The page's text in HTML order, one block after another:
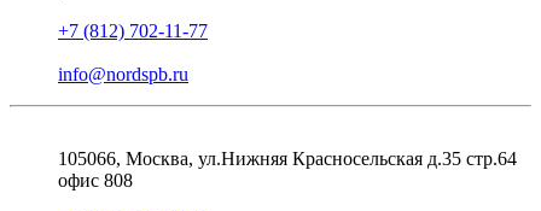
+7 (812) 702-11-77
info@nordspb.ru
105066, Москва, ул.Нижняя Красносельская д.35 стр.64
офис 808